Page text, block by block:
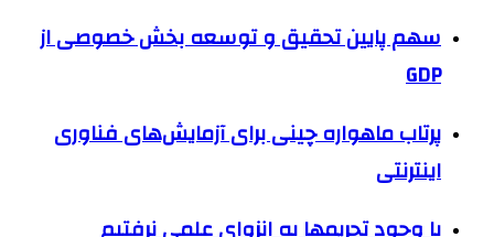
سهم پایین تحقیق و توسعه بخش خصوصی از
GDP
پرتاب ماهواره چینی برای آزمایش‌های فناوری
اینترنتی
با وجود تحریمها به انزوای علمی نرفتیم